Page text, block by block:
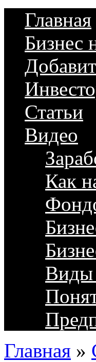
Главная
Бизнес
Статьи
Видео
Как
Виды
Главная »